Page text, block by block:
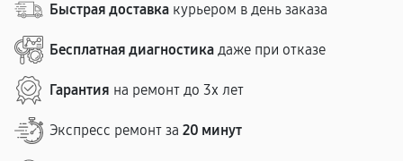
Быстрая доставка курьером в день заказа
Бесплатная диагностика даже при отказе
Гарантия на ремонт до 3х лет
Экспресс ремонт за 20 минут